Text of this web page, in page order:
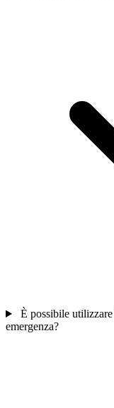
È possibile
emergenza?